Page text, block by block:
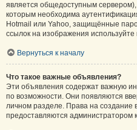
является общедоступным
которым необходима
Hotmail или Yahoo, защищённые
ссылок на изображения
Вернуться к началу
Что такое важные объявления?
Эти объявления содержат важную
по возможности. Они появляются
личном разделе. Права на создание
предоставляются администратором